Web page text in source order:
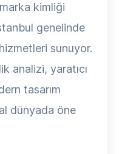
kimliği
genelinde
sunuyor.
analizi, yaratıcı
tasarım
dünyada öne